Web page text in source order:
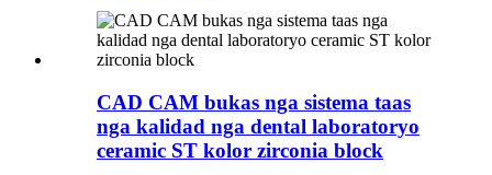
CAD CAM bukas nga sistema taas
nga kalidad nga dental laboratoryo
ceramic ST kolor zirconia block